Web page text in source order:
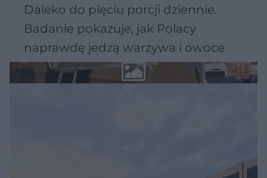
Daleko do pięciu porcji dziennie.
Badanie pokazuje, jak Polacy
naprawdę jedzą warzywa i owoce